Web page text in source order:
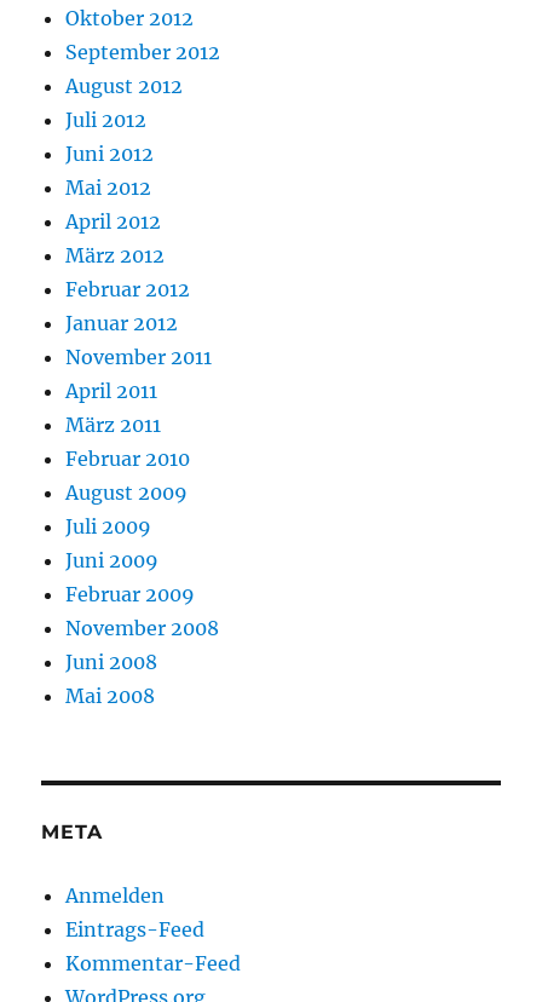
Oktober 2012
September 2012
August 2012
Juli 2012
Juni 2012
Mai 2012
April 2012
März 2012
Februar 2012
Januar 2012
November 2011
April 2011
März 2011
Februar 2010
August 2009
Juli 2009
Juni 2009
Februar 2009
November 2008
Juni 2008
Mai 2008
META
Anmelden
Eintrags-Feed
Kommentar-Feed
WordPress.org